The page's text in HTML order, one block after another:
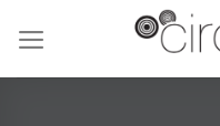
content